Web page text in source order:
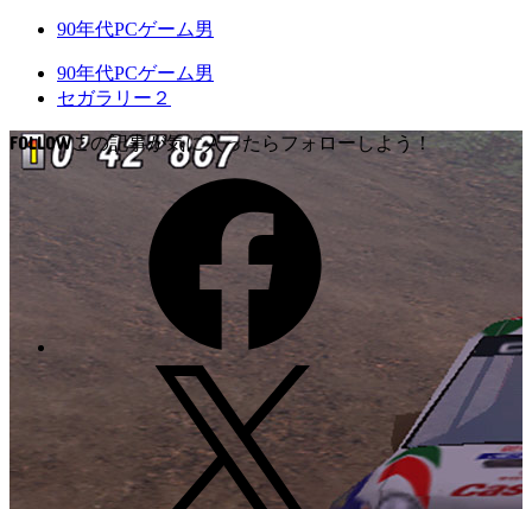
90年代PCゲーム男
90年代PCゲーム男
セガラリー２
FOLLOW